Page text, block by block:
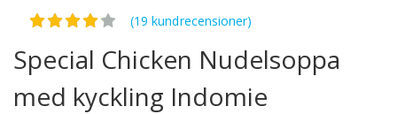
Betygsatt4.11av 5
(19 kundrecensioner)
Special Chicken Nudelsoppa
med kyckling Indomie